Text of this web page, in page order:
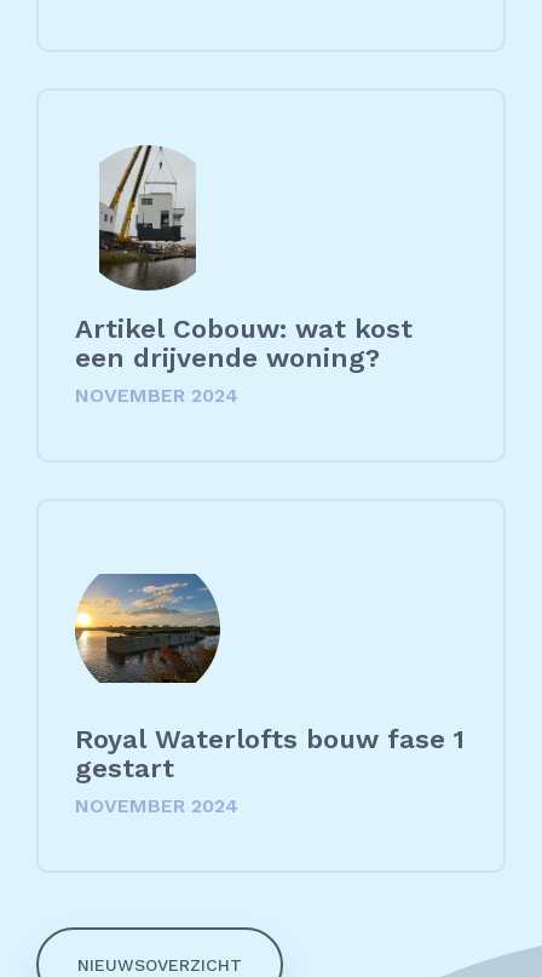
Artikel Cobouw: wat kost
een drijvende woning?
NOVEMBER 2024
Royal Waterlofts bouw fase 1
gestart
NOVEMBER 2024
NIEUWSOVERZICHT